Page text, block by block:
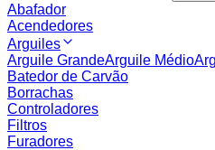
Abafador
Acendedores
Arguiles
Arguile GrandeArguile Médio
Batedor de Carvão
Borrachas
Controladores
Filtros
Furadores